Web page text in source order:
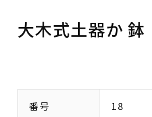
大木式土器か 鉢
番号 18